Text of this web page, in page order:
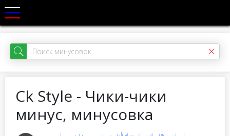
Ck Style - Чики-чики
минус, минусовка